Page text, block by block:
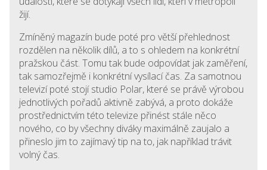
žijí.
Zmíněný magazín bude poté pro větší přehlednost
rozdělen na několik dílů, a to s ohledem na konkrétní
pražskou část. Tomu tak bude odpovídat jak zaměření,
tak samozřejmě i konkrétní vysílací čas. Za samotnou
televizí poté stojí studio Polar, které se právě výrobou
jednotlivých pořadů aktivně zabývá, a proto dokáže
prostřednictvím této televize přinést stále něco
nového, co by všechny diváky maximálně zaujalo a
přineslo jim to zajímavý tip na to, jak například trávit
volný čas.